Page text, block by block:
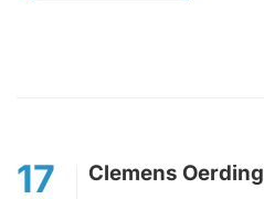
17 Clemens Oerding